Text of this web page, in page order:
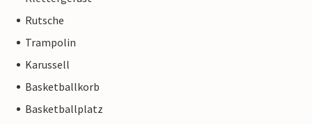
Rutsche
Trampolin
Karussell
Basketballkorb
Basketballplatz